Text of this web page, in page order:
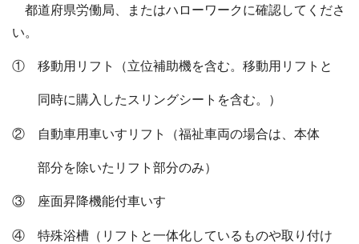
都道府県労働局、またはハローワークに確認してくださ
い。
① 移動用リフト（立位補助機を含む。移動用リフトと
同時に購入したスリングシートを含む。）
② 自動車用車いすリフト（福祉車両の場合は、本体
部分を除いたリフト部分のみ）
③ 座面昇降機能付車いす
④ 特殊浴槽（リフトと一体化しているものや取り付け